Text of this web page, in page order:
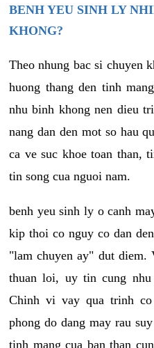
BENH YEU SINH LY
KHONG?
Theo nhung bac si chuyen
huong thang den tinh
nhu binh khong nen dieu
nang dan den mot so hau
ca ve suc khoe toan than,
tin song cua nguoi nam.
benh yeu sinh ly o canh
kip thoi co nguy co dan
"lam chuyen ay" dut
thuan loi, uy tin cung
Chinh vi vay qua trinh
phong do dang may rau
tinh mang cua ban than